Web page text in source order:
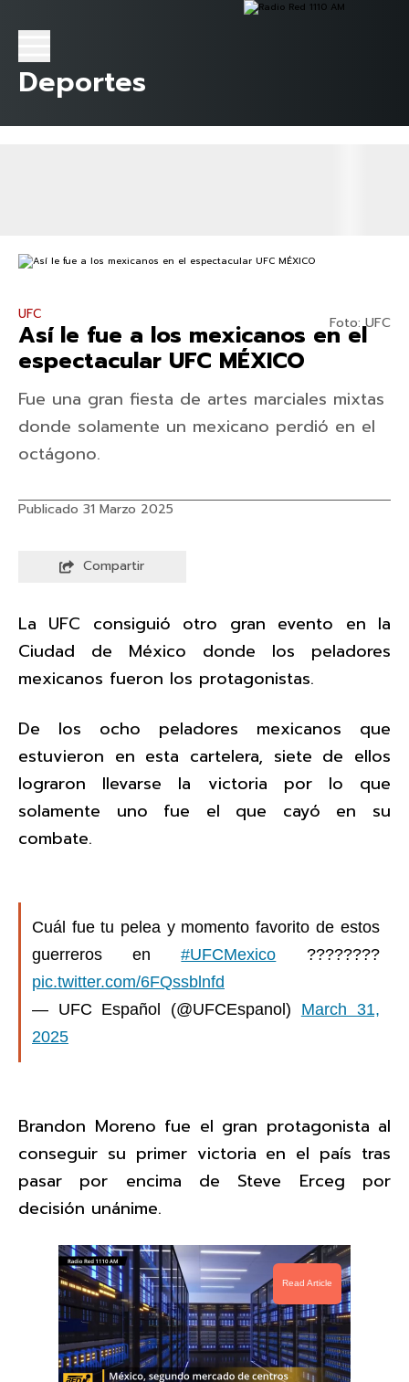
Deportes
Foto: UFC
UFC
Así le fue a los mexicanos en el
espectacular UFC MÉXICO
Fue una gran fiesta de artes marciales mixtas
donde solamente un mexicano perdió en el
octágono.
Publicado 31 Marzo 2025
Compartir
La UFC consiguió otro gran evento en la
Ciudad de México donde los peladores
mexicanos fueron los protagonistas.
De los ocho peladores mexicanos que
estuvieron en esta cartelera, siete de ellos
lograron llevarse la victoria por lo que
solamente uno fue el que cayó en su
combate.
Cuál fue tu pelea y momento favorito de estos
guerreros en#UFCMexico ????????
pic.twitter.com/6FQssblnfd
— UFC Español (@UFCEspanol) March 31,
2025
Brandon Moreno fue el gran protagonista al
conseguir su primer victoria en el país tras
pasar por encima de Steve Erceg por
decisión unánime.
Read Article